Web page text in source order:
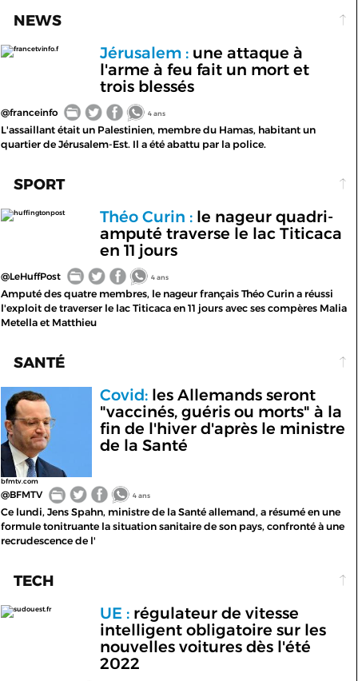
NEWS
francetvinfo.f Jérusalem :une attaque à
l'arme à feu fait un mort et
trois blessés
@franceinfo 4 ans
L'assaillant était un Palestinien, membre du Hamas, habitant un
quartier de Jérusalem-Est. Il a été abattu par la police.
SPORT
huffingtonpost Théo Curin :le nageur quadri-
amputé traverse le lac Titicaca
en 11 jours
@LeHuffPost 4 ans
Amputé des quatre membres, le nageur français Théo Curin a réussi
l'exploit de traverser le lac Titicaca en 11 jours avec ses compères Malia
Metella et Matthieu
SANTÉ
bfmtv.com
Covid:les Allemands seront
"vaccinés, guéris ou morts" à la
fin de l'hiver d'après le ministre
de la Santé
@BFMTV 4 ans
Ce lundi, Jens Spahn, ministre de la Santé allemand, a résumé en une
formule tonitruante la situation sanitaire de son pays, confronté à une
recrudescence de l'
TECH
sudouest.fr UE :régulateur de vitesse
intelligent obligatoire sur les
nouvelles voitures dès l'été
2022